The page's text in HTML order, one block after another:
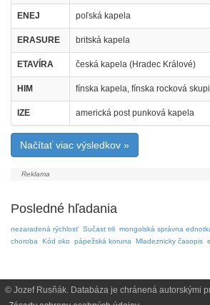
ENEJ poľská kapela
ERASURE britská kapela
ETAVÍRA česká kapela (Hradec Králové)
HIM fínska kapela, fínska rocková
IZE americká post punková kapela
Načítať viac výsledkov »
Posledné hľadania
nezaradená rýchlosť Sučast trli mongolská správna
choroba
Kód oko pápežská koruna Mladeznicky časopis
© Jozef Rusňák. Databáza je chránená autorskými